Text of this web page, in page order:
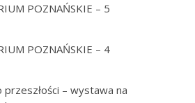
POZNAŃSKIE – 5
POZNAŃSKIE – 4
– wystawa na